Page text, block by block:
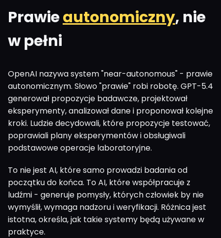
Prawieautonomiczny, nie
w pełni
OpenAI nazywa system "near-autonomous" - prawie
autonomicznym. Słowo "prawie" robi robotę. GPT-5.4
generował propozycje badawcze, projektował
eksperymenty, analizował dane i proponował kolejne
kroki. Ludzie decydowali, które propozycje testować,
poprawiali plany eksperymentów i obsługiwali
podstawowe operacje laboratoryjne.
To nie jest AI, które samo prowadzi badania od
początku do końca. To AI, które współpracuje z
ludźmi - generuje pomysły, których człowiek by nie
wymyślił, wymaga nadzoru i weryfikacji. Różnica jest
istotna, określa, jak takie systemy będą używane w
praktyce.